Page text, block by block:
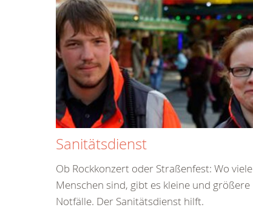
Sanitätsdienst
Ob Rockkonzert oder Straßenfest: Wo viele
Menschen sind, gibt es kleine und größere
Notfälle. Der Sanitätsdienst hilft.